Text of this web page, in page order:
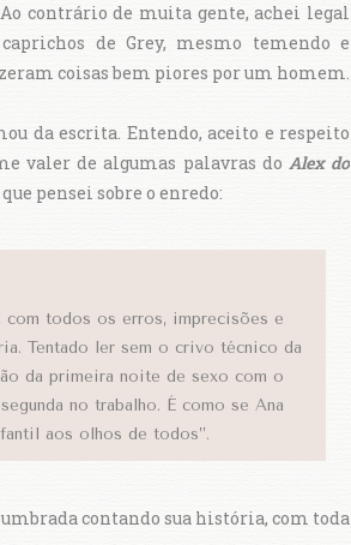
contrário de muita gente, achei legal
de Grey, mesmo temendo e
coisas bem piores por um homem.
da escrita. Entendo, aceito e respeito
valer de algumas palavras do Alex do
pensei sobre o enredo:
com todos os erros, imprecisões e
Tentado ler sem o crivo técnico da
da primeira noite de sexo com o
no trabalho. É como se Ana
aos olhos de todos”.
contando sua história, com toda